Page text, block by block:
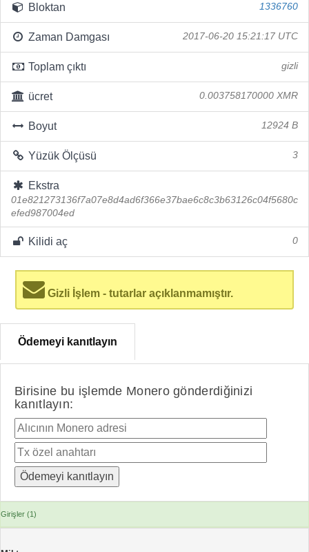
Bloktan 1336760
Zaman Damgası 2017-06-20 15:21:17 UTC
Toplam çıktı gizli
ücret 0.003758170000 XMR
Boyut 12924 B
Yüzük Ölçüsü 3
Ekstra
01e821273136f7a07e8d4ad6f366e37bae6c8c3b63126c04f5680c
efed987004ed
Kilidi aç 0
Gizli İşlem - tutarlar açıklanmamıştır.
Ödemeyi kanıtlayın
Birisine bu işlemde Monero gönderdiğinizi
kanıtlayın:
Girişler (1)